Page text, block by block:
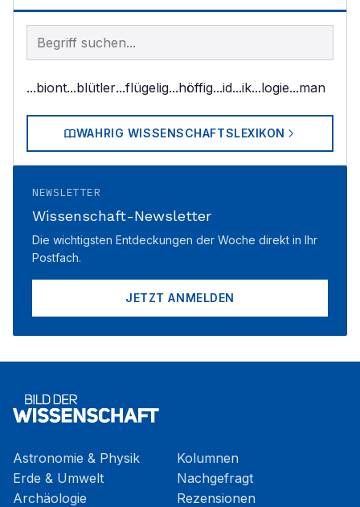
Begriff im Lexikon suchen
...biont...blütler...flügelig...höffig...id...ik...logie...man
WAHRIG WISSENSCHAFTSLEXIKON
NEWSLETTER
Wissenschaft-Newsletter
Die wichtigsten Entdeckungen der Woche direkt in Ihr
Postfach.
JETZT ANMELDEN
Astronomie & Physik
Erde & Umwelt
Archäologie
Kolumnen
Nachgefragt
Rezensionen